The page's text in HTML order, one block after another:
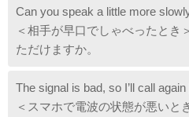
Can you speak a little more
＜相手が早口でしゃべったとき
ただけますか。
The signal is bad, so I’ll call
＜スマホで電波の状態が悪いと